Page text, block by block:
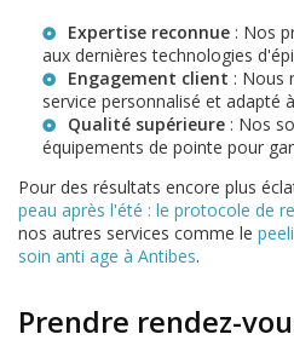
Expertise reconnue : Nos
aux dernières technologies
Engagement client : Nous
service personnalisé et adapté
Qualité supérieure : Nos
équipements de pointe pour
Pour des résultats encore plus
peau après l'été : le protocole de
nos autres services comme le
soin anti age à Antibes.
Prendre rendez-